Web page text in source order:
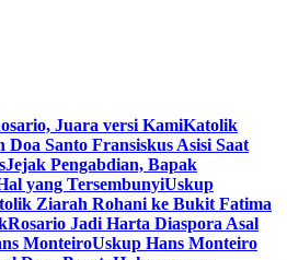
Juara versi KamiKatolik
Santo Fransiskus Asisi Saat
Jejak Pengabdian, Bapak
yang TersembunyiUskup
Ziarah Rohani ke Bukit Fatima
Rosario Jadi Harta Diaspora Asal
MonteiroUskup Hans Monteiro